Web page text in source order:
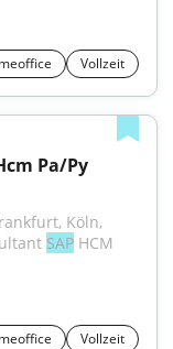
Vollzeit
Pa/Py
Köln,
SAP HCM
Vollzeit